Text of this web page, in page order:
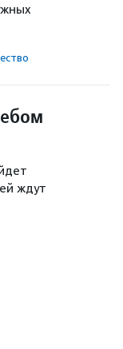
ждут